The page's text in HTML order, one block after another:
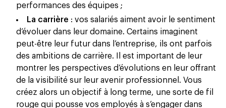
performances des équipes ;
La carrière : vos salariés aiment avoir le sentiment
d’évoluer dans leur domaine. Certains imaginent
peut-ê​tre leur futur dans l’entreprise, ils ont parfois
des ambitions de carrière. Il est important de leur
montrer les perspectives d’évolutions en leur offrant
de la visibilité sur leur avenir professionnel. Vous
créez alors un objectif à long terme, une sorte de fil
rouge qui pousse vos employés à s’engager dans